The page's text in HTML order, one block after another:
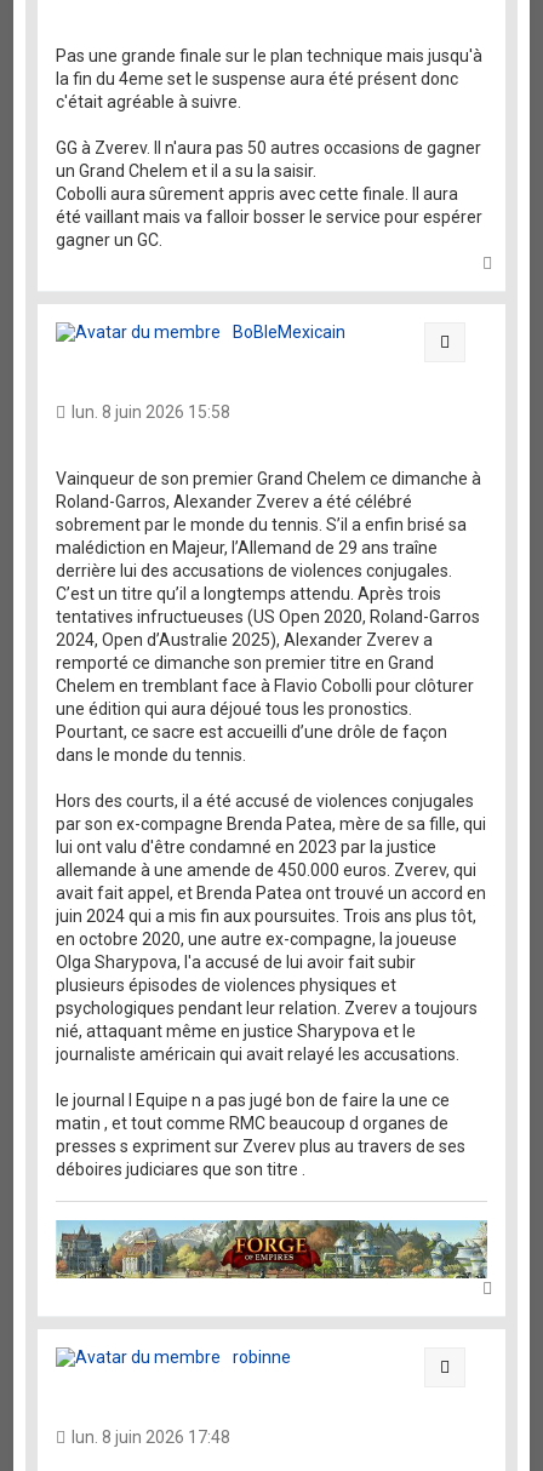
Pas une grande finale sur le plan technique mais jusqu'à
la fin du 4eme set le suspense aura été présent donc
c'était agréable à suivre.
GG à Zverev. Il n'aura pas 50 autres occasions de gagner
un Grand Chelem et il a su la saisir.
Cobolli aura sûrement appris avec cette finale. Il aura
été vaillant mais va falloir bosser le service pour espérer
gagner un GC.
u
BoBleMexicain
lun. 8 juin 2026 15:58
Vainqueur de son premier Grand Chelem ce dimanche à
Roland-Garros, Alexander Zverev a été célébré
sobrement par le monde du tennis. S’il a enfin brisé sa
malédiction en Majeur, l’Allemand de 29 ans traîne
derrière lui des accusations de violences conjugales.
C’est un titre qu’il a longtemps attendu. Après trois
tentatives infructueuses (US Open 2020, Roland-Garros
2024, Open d’Australie 2025), Alexander Zverev a
remporté ce dimanche son premier titre en Grand
Chelem en tremblant face à Flavio Cobolli pour clôturer
une édition qui aura déjoué tous les pronostics.
Pourtant, ce sacre est accueilli d’une drôle de façon
dans le monde du tennis.
Hors des courts, il a été accusé de violences conjugales
par son ex-compagne Brenda Patea, mère de sa fille, qui
lui ont valu d'être condamné en 2023 par la justice
allemande à une amende de 450.000 euros. Zverev, qui
avait fait appel, et Brenda Patea ont trouvé un accord en
juin 2024 qui a mis fin aux poursuites. Trois ans plus tôt,
en octobre 2020, une autre ex-compagne, la joueuse
Olga Sharypova, l'a accusé de lui avoir fait subir
plusieurs épisodes de violences physiques et
psychologiques pendant leur relation. Zverev a toujours
nié, attaquant même en justice Sharypova et le
journaliste américain qui avait relayé les accusations.
le journal l Equipe n a pas jugé bon de faire la une ce
matin , et tout comme RMC beaucoup d organes de
presses s expriment sur Zverev plus au travers de ses
déboires judiciares que son titre .
u
robinne
lun. 8 juin 2026 17:48